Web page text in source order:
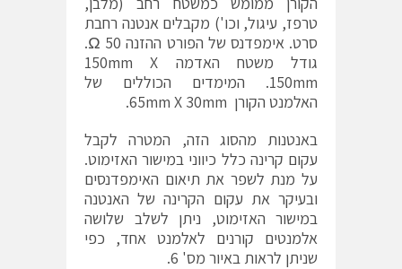
טרפז, עיגול, וכו') מקבלים אנטנה רחבת
סרט. אימפדנס של הפורט ההזנה 50 Ω.
גודל משטח האדמה 150mm X
150mm. המימדים הכוללים של
האלמנט הקורן 65mm X 30mm.
באנטנות מהסוג הזה, המטרה לקבל
עקום קרינה כלל כיווני במישור האזימוט.
על מנת לשפר את תיאום האימפדנסים
ובעיקר את עקום הקרינה של האנטנה
במישור האזימוט, ניתן לשלב שלושה
אלמנטים קורנים לאלמנט אחד, כפי
שניתן לראות באיור מס' 6.